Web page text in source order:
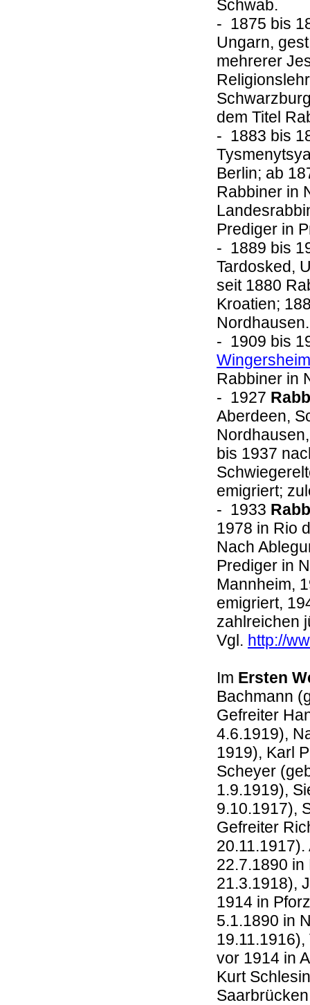
Schwab.
- 1875 bis
Ungarn,
mehrerer
dem Titel
- 1883 bis
Berlin; ab
Rabbiner in
Prediger in
- 1889 bis
Tardosked,
seit 1880
Kroatien;
- 1909 bis
Wingersheim
Rabbiner in
- 1927
Aberdeen,
bis 1937
emigriert;
- 1933
1978 in Rio
Nach
Prediger in
Mannheim,
emigriert,
zahlreichen
Vgl. http://
Im Ersten
Bachmann
Gefreiter
4.6.1919),
1919), Karl
Scheyer
1.9.1919),
9.10.1917),
Gefreiter
22.7.1890
21.3.1918),
1914 in
5.1.1890 in
vor 1914 in
Kurt